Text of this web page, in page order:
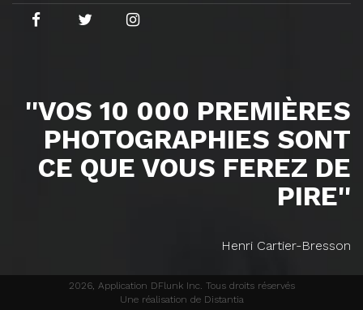
''VOS 10 000 PREMIÈRES
PHOTOGRAPHIES SONT
CE QUE VOUS FEREZ DE
PIRE''
Henri Cartier-Bresson
2026, Application DFlunk Inc. Tous droits réservés
Une réalisation de Distantia